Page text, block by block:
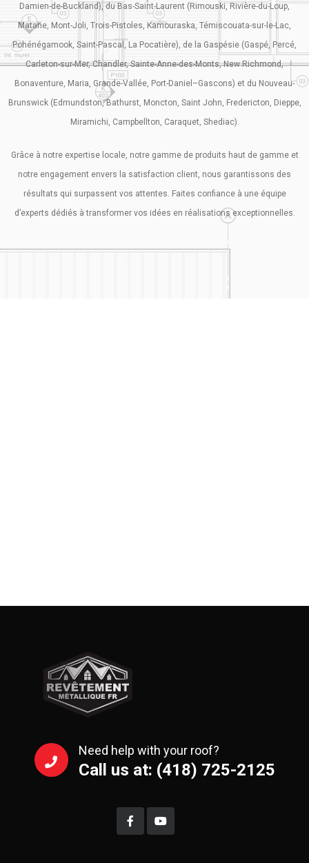
Damien-de-Buckland), du Bas-Saint-Laurent (Rimouski, Rivière-du-Loup,
Matane, Mont-Joli, Trois-Pistoles, Kamouraska, Témiscouata-sur-le-Lac,
Pohénégamook, Saint-Pascal, La Pocatière), de la Gaspésie (Gaspé, Percé,
Carleton-sur-Mer, Chandler, Sainte-Anne-des-Monts, New Richmond,
Bonaventure, Maria, Grande-Vallée, Port-Daniel–Gascons) et du Nouveau-
Brunswick (Edmundston, Bathurst, Moncton, Saint John, Fredericton, Dieppe,
Miramichi, Campbellton, Caraquet, Shediac).
Grâce à notre expertise locale, notre gamme de produits haut de gamme et
notre engagement envers la satisfaction client, nous garantissons des
résultats qui surpassent vos attentes. Faites confiance à une équipe
d’experts dédiés à transformer vos idées en réalisations exceptionnelles.
Need help with your roof?
Call us at: (418) 725-2125